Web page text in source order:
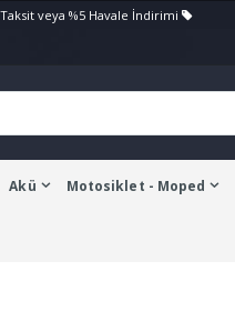
veya %5 Havale İndirimi
Akü Motosiklet - Moped